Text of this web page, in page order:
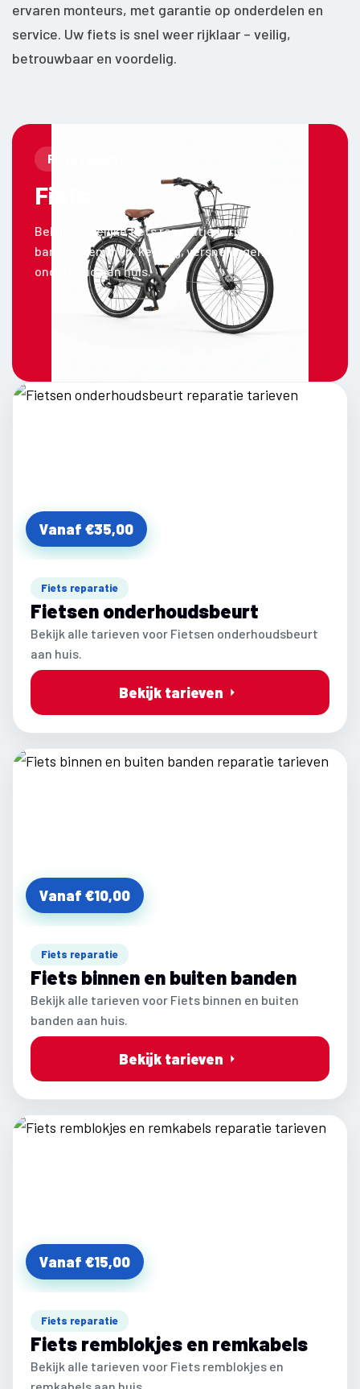
ervaren monteurs, met garantie op onderdelen en
service. Uw fiets is snel weer rijklaar – veilig,
betrouwbaar en voordelig.
Fiets reparatie
Fiets
Bekijk duidelijke fiets reparatie tarieven voor
banden, remmen, ketting, versnellingen en
onderhoud aan huis.
Vanaf €35,00
Fiets reparatie
Fietsen onderhoudsbeurt
Bekijk alle tarieven voor Fietsen onderhoudsbeurt
aan huis.
Bekijk tarieven
Vanaf €10,00
Fiets reparatie
Fiets binnen en buiten banden
Bekijk alle tarieven voor Fiets binnen en buiten
banden aan huis.
Bekijk tarieven
Vanaf €15,00
Fiets reparatie
Fiets remblokjes en remkabels
Bekijk alle tarieven voor Fiets remblokjes en